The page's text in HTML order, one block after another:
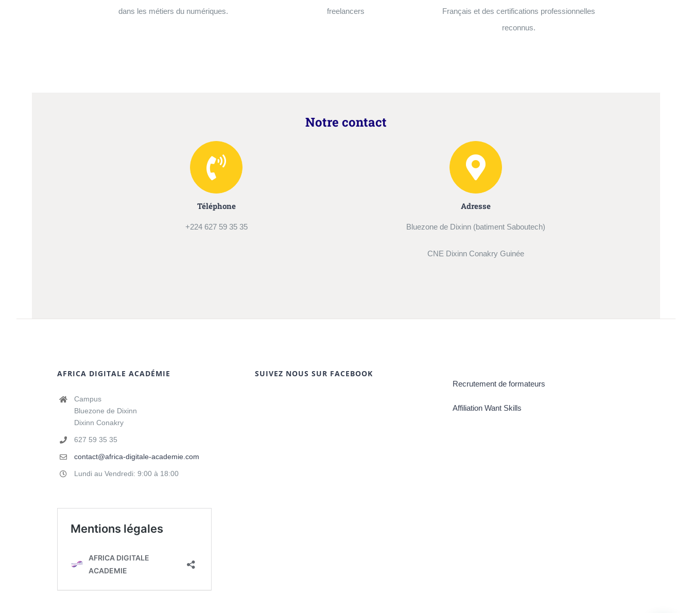
dans les métiers du numériques.
freelancers
Français et des certifications professionnelles
reconnus.
Notre contact
Téléphone
+224 627 59 35 35
Adresse
Bluezone de Dixinn (batiment Saboutech)
CNE Dixinn Conakry Guinée
AFRICA DIGITALE ACADÉMIE
Campus
Bluezone de Dixinn
Dixinn Conakry
627 59 35 35
contact@africa-digitale-academie.com
Lundi au Vendredi: 9:00 à 18:00
SUIVEZ NOUS SUR FACEBOOK
Recrutement de formateurs
Affiliation Want Skills